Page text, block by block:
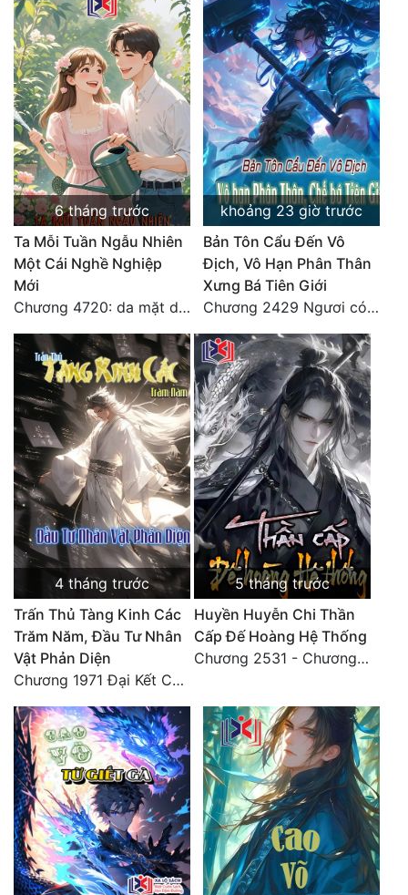
6 tháng trước
Ta Mỗi Tuần Ngẫu Nhiên
Một Cái Nghề Nghiệp
Mới
Chương 4720: da mặt dày
khoảng 23 giờ trước
Bản Tôn Cẩu Đến Vô
Địch, Vô Hạn Phân Thân
Xưng Bá Tiên Giới
Chương 2429 Ngươi có tuệ nhãn? Ta có...
4 tháng trước
Trấn Thủ Tàng Kinh Các
Trăm Năm, Đầu Tư Nhân
Vật Phản Diện
Chương 1971 Đại Kết Cục!
5 tháng trước
Huyền Huyễn Chi Thần
Cấp Đế Hoàng Hệ Thống
Chương 2531 - Chương cuối